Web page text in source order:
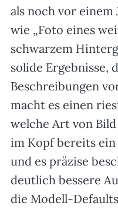
als noch vor einem
wie „Foto eines
schwarzem
solide Ergebnisse,
Beschreibungen
macht es einen
welche Art von
im Kopf bereits
und es präzise
deutlich bessere
die Modell-